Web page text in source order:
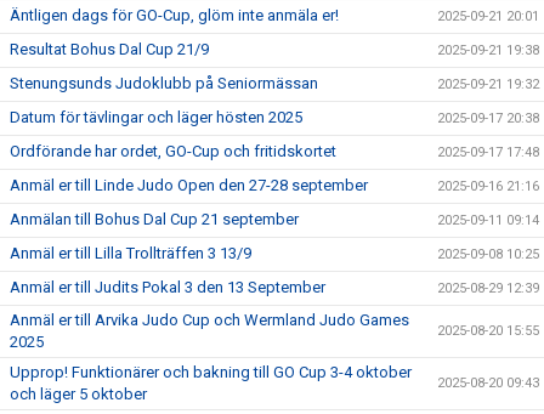
Äntligen dags för GO-Cup, glöm inte anmäla er! 2025-09-21 20:01
Resultat Bohus Dal Cup 21/9 2025-09-21 19:38
Stenungsunds Judoklubb på Seniormässan 2025-09-21 19:32
Datum för tävlingar och läger hösten 2025 2025-09-17 20:38
Ordförande har ordet, GO-Cup och fritidskortet 2025-09-17 17:48
Anmäl er till Linde Judo Open den 27-28 september 2025-09-16 21:16
Anmälan till Bohus Dal Cup 21 september 2025-09-11 09:14
Anmäl er till Lilla Trollträffen 3 13/9 2025-09-08 10:25
Anmäl er till Judits Pokal 3 den 13 September 2025-08-29 12:39
Anmäl er till Arvika Judo Cup och Wermland Judo Games
2025
2025-08-20 15:55
Upprop! Funktionärer och bakning till GO Cup 3-4 oktober
och läger 5 oktober
2025-08-20 09:43